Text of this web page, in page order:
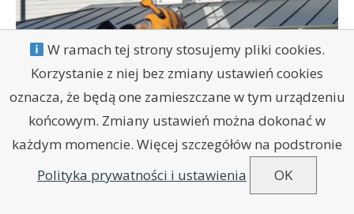
W ramach tej strony stosujemy pliki cookies.
Korzystanie z niej bez zmiany ustawień cookies
oznacza, że będą one zamieszczane w tym urządzeniu
końcowym. Zmiany ustawień można dokonać w
każdym momencie. Więcej szczegółów na podstronie
Polityka prywatności i ustawienia
OK